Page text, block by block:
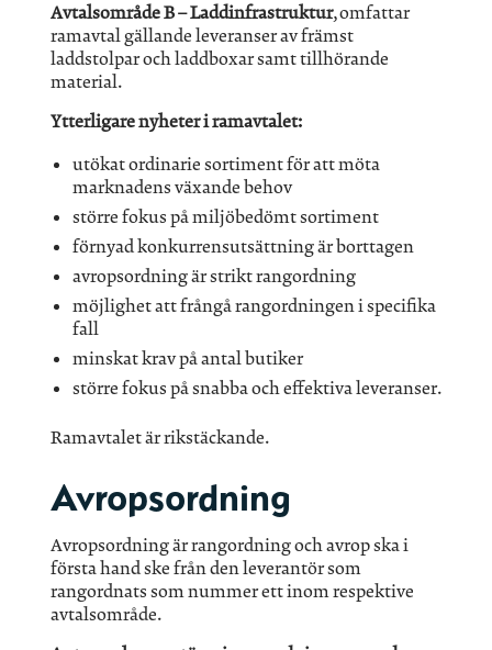
Avtalsområde B – Laddinfrastruktur, omfattar
ramavtal gällande leveranser av främst
laddstolpar och laddboxar samt tillhörande
material.
Ytterligare nyheter i ramavtalet:
utökat ordinarie sortiment för att möta
marknadens växande behov
större fokus på miljöbedömt sortiment
förnyad konkurrensutsättning är borttagen
avropsordning är strikt rangordning
möjlighet att frångå rangordningen i specifika
fall
minskat krav på antal butiker
större fokus på snabba och effektiva leveranser.
Ramavtalet är rikstäckande.
Avropsordning
Avropsordning är rangordning och avrop ska i
första hand ske från den leverantör som
rangordnats som nummer ett inom respektive
avtalsområde.